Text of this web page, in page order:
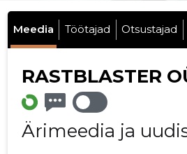
Meedia Töötajad Otsustajad
RASTBLASTER
Ärimeedia ja